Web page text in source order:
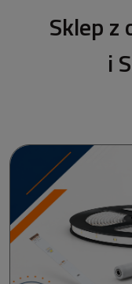
Sklep z
i